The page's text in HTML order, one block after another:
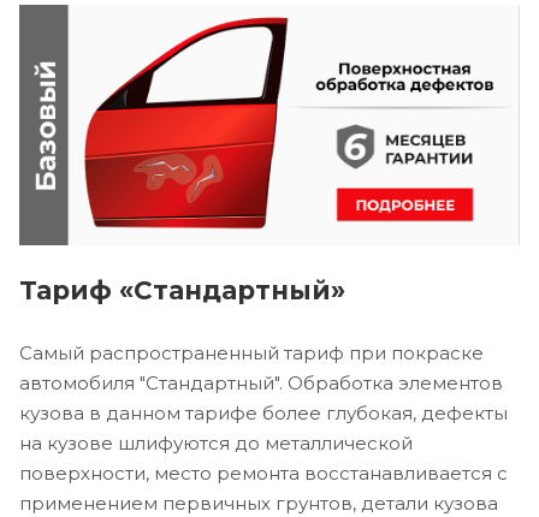
Тариф «Стандартный»
Самый распространенный тариф при покраске
автомобиля "Стандартный". Обработка элементов
кузова в данном тарифе более глубокая, дефекты
на кузове шлифуются до металлической
поверхности, место ремонта восстанавливается с
применением первичных грунтов, детали кузова